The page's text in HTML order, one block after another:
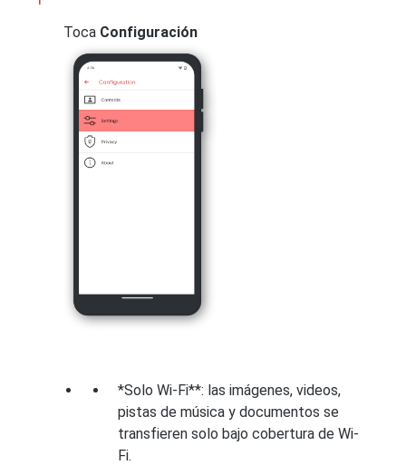
Toca Configuración
*Solo Wi-Fi**: las imágenes, videos,
pistas de música y documentos se
transfieren solo bajo cobertura de Wi-
Fi.